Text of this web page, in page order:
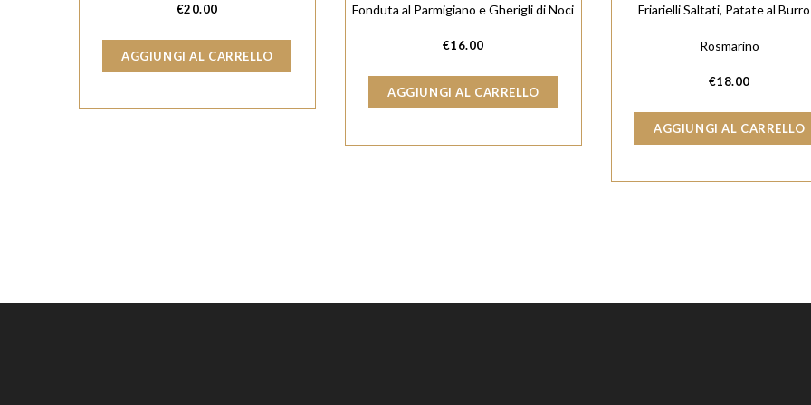
€20.00
AGGIUNGI AL CARRELLO
Fonduta al Parmigiano e Gherigli di Noci
€16.00
AGGIUNGI AL CARRELLO
Friarielli Saltati, Patate al
Rosmarino
€18.00
AGGIUNGI AL CARRELLO